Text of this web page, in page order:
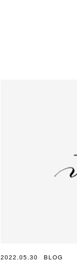
2022.05.30 BLOG